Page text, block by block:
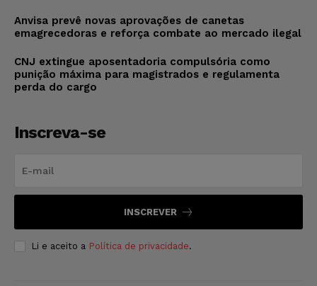
Anvisa prevê novas aprovações de canetas
emagrecedoras e reforça combate ao mercado ilegal
CNJ extingue aposentadoria compulsória como
punição máxima para magistrados e regulamenta
perda do cargo
Inscreva-se
INSCREVER
Li e aceito a Política de privacidade.